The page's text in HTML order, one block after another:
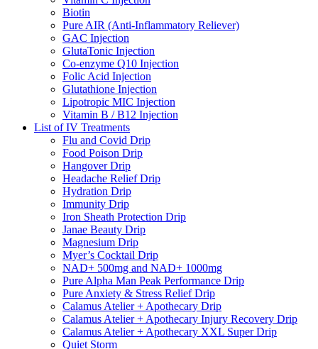
Biotin
Pure AIR (Anti-Inflammatory Reliever)
GAC Injection
GlutaTonic Injection
Co-enzyme Q10 Injection
Folic Acid Injection
Glutathione Injection
Lipotropic MIC Injection
Vitamin B / B12 Injection
List of IV Treatments
Flu and Covid Drip
Food Poison Drip
Hangover Drip
Headache Relief Drip
Hydration Drip
Immunity Drip
Iron Sheath Protection Drip
Janae Beauty Drip
Magnesium Drip
Myer’s Cocktail Drip
NAD+ 500mg and NAD+ 1000mg
Pure Alpha Man Peak Performance Drip
Pure Anxiety & Stress Relief Drip
Calamus Atelier + Apothecary Drip
Calamus Atelier + Apothecary Injury Recovery Drip
Calamus Atelier + Apothecary XXL Super Drip
Quiet Storm